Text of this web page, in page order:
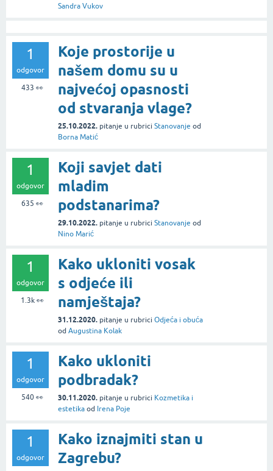
Sandra Vukov
1
odgovor
433 👀
Koje prostorije u
našem domu su u
najvećoj opasnosti
od stvaranja vlage?
25.10.2022. pitanje u rubrici Stanovanje od
Borna Matić
1
odgovor
635 👀
Koji savjet dati
mladim
podstanarima?
29.10.2022. pitanje u rubrici Stanovanje od
Nino Marić
1
odgovor
1.3k👀
Kako ukloniti vosak
s odjeće ili
namještaja?
31.12.2020. pitanje u rubrici Odjeća i obuća
od Augustina Kolak
1
odgovor
540👀
Kako ukloniti
podbradak?
30.11.2020. pitanje u rubrici Kozmetika i
estetika od Irena Poje
1
odgovor
Kako iznajmiti stan u
Zagrebu?